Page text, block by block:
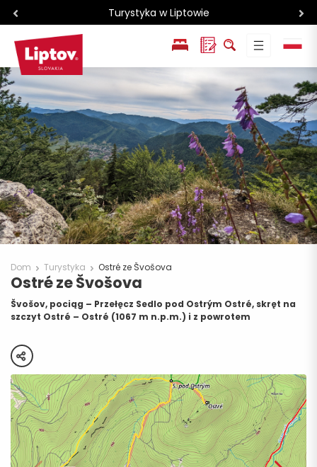
Turystyka w Liptowie
EN
SK
Dom Turystyka Ostré ze Švošova
Ostré ze Švošova
Švošov, pociąg – Przełęcz Sedlo pod Ostrým Ostré, skręt na
szczyt Ostré – Ostré (1067 m n.p.m.) i z powrotem
share